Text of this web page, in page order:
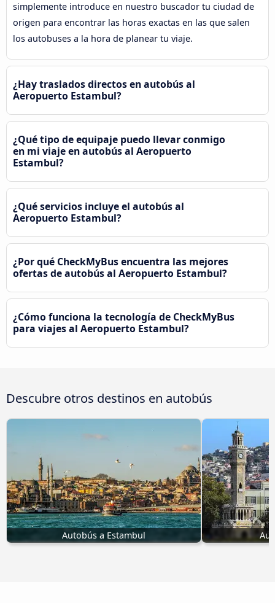
simplemente introduce en nuestro buscador tu ciudad de
origen para encontrar las horas exactas en las que salen
los autobuses a la hora de planear tu viaje.
¿Hay traslados directos en autobús al
Aeropuerto Estambul?
¿Qué tipo de equipaje puedo llevar conmigo
en mi viaje en autobús al Aeropuerto
Estambul?
¿Qué servicios incluye el autobús al
Aeropuerto Estambul?
¿Por qué CheckMyBus encuentra las mejores
ofertas de autobús al Aeropuerto Estambul?
¿Cómo funciona la tecnología de CheckMyBus
para viajes al Aeropuerto Estambul?
Descubre otros destinos en autobús
Autobús a Estambul